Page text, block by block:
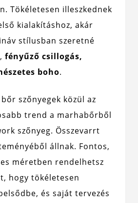
Tökéletesen illeszkednek
kialakításhoz, akár
stílusban szeretné
fényűző csillogás,
boho.
szőnyegek közül az
trend a marhabőrből
szőnyeg. Összevarrt
állnak. Fontos,
méretben rendelhetsz
hogy tökéletesen
és saját tervezés